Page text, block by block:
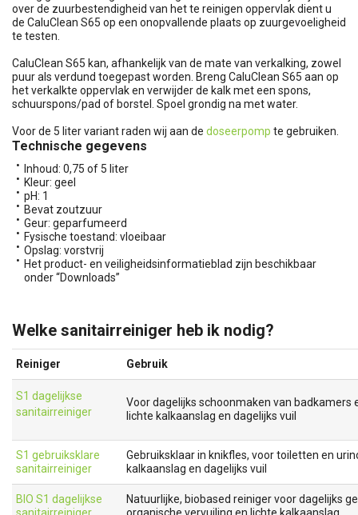
over de zuurbestendigheid van het te reinigen oppervlak dient u
de CaluClean S65 op een onopvallende plaats op zuurgevoeligheid
te testen.
CaluClean S65 kan, afhankelijk van de mate van verkalking, zowel
puur als verdund toegepast worden. Breng CaluClean S65 aan op
het verkalkte oppervlak en verwijder de kalk met een spons,
schuurspons/pad of borstel. Spoel grondig na met water.
Voor de 5 liter variant raden wij aan de doseerpomp te gebruiken.
Technische gegevens
Inhoud: 0,75 of 5 liter
Kleur: geel
pH: 1
Bevat zoutzuur
Geur: geparfumeerd
Fysische toestand: vloeibaar
Opslag: vorstvrij
Het product- en veiligheidsinformatieblad zijn beschikbaar
onder “Downloads”
Welke sanitairreiniger heb ik nodig?
Reiniger Gebruik
S1 dagelijkse
sanitairreiniger
Voor dagelijks schoonmaken van badkamers
lichte kalkaanslag en dagelijks vuil
S1 gebruiksklare
sanitairreiniger
Gebruiksklaar in knikfles, voor toiletten en
kalkaanslag en dagelijks vuil
BIO S1 dagelijkse
sanitairreiniger
Natuurlijke, biobased reiniger voor dagelijks
organische vervuiling en lichte kalkaanslag